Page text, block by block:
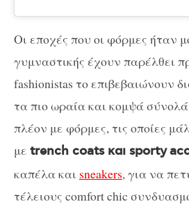
Οι εποχές που οι φόρμες ήταν
γυμναστικής έχουν παρέλθει
fashionistas το επιβεβαιώνουν
τα πιο ωραία και κομψά σύνολά
πλέον με φόρμες, τις οποίες
με trench coats και sporty
καπέλα και sneakers, για να
τέλειους comfort chic